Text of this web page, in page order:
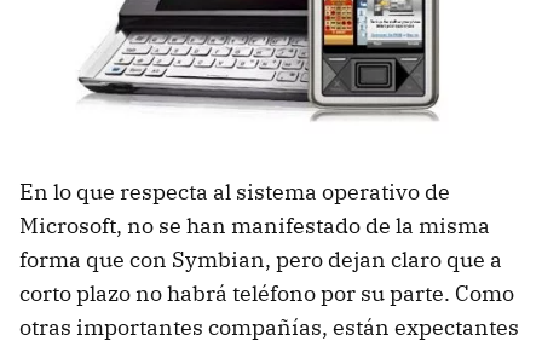
En lo que respecta al sistema operativo de
Microsoft, no se han manifestado de la misma
forma que con Symbian, pero dejan claro que a
corto plazo no habrá teléfono por su parte. Como
otras importantes compañías, están expectantes